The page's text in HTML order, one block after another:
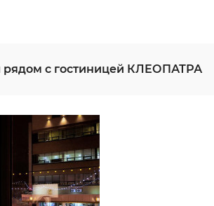
рядом с гостиницей КЛЕОПАТРА